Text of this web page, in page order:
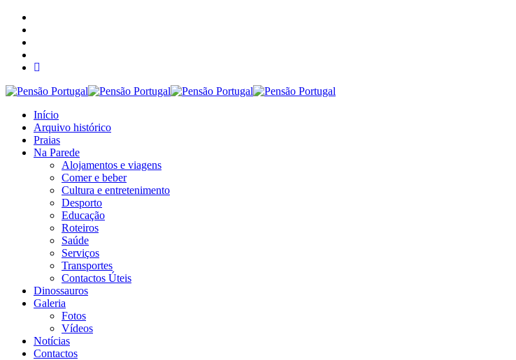
Início
Arquivo histórico
Praias
Na Parede
Alojamentos e viagens
Comer e beber
Cultura e entretenimento
Desporto
Educação
Roteiros
Saúde
Serviços
Transportes
Contactos Úteis
Dinossauros
Galeria
Fotos
Vídeos
Notícias
Contactos